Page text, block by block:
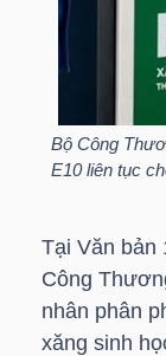
Bộ Công
E10 liên tục
Tại Văn bản
Công
nhân phân
xăng sinh